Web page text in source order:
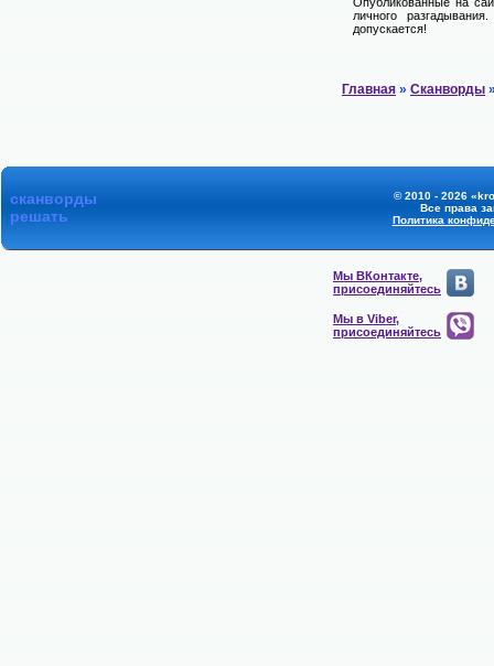
личного
допускается!
Главная » Сканворды
сканворды
решать
© 2010 - 2026
Все права
Политика
Мы ВКонтакте,
присоединяйтесь
Мы в Viber,
присоединяйтесь